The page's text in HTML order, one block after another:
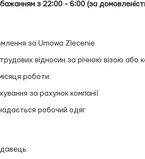
бажанням з 22:00 - 6:00 (за
за Umowa Zlecenie
відносин за річною візою
роботи
за рахунок компанії
робочий одяг